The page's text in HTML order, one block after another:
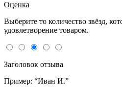
Оценка
Выберите то количество звёзд,
удовлетворение товаром.
Заголовок отзыва
Пример: “Иван И.”